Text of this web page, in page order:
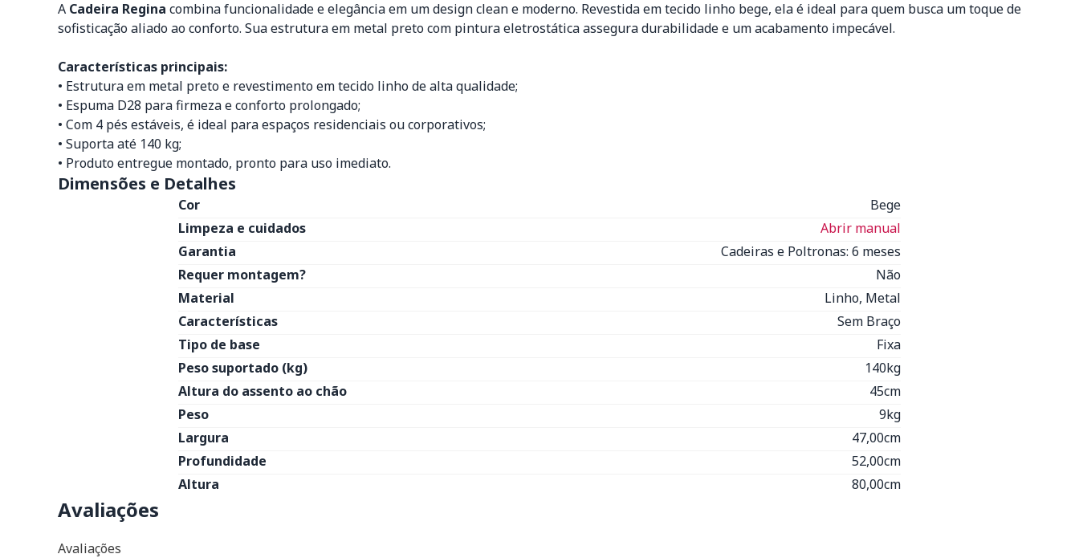
A Cadeira Regina combina funcionalidade e elegância em um design clean e moderno. Revestida em tecido linho bege, ela é ideal para quem busca um toque de
sofisticação aliado ao conforto. Sua estrutura em metal preto com pintura eletrostática assegura durabilidade e um acabamento impecável.
Características principais:
• Estrutura em metal preto e revestimento em tecido linho de alta qualidade;
• Espuma D28 para firmeza e conforto prolongado;
• Com 4 pés estáveis, é ideal para espaços residenciais ou corporativos;
• Suporta até 140 kg;
• Produto entregue montado, pronto para uso imediato.
Dimensões e Detalhes
Cor
Bege
Limpeza e cuidados
Abrir manual
Garantia
Cadeiras e Poltronas: 6 meses
Requer montagem?
Não
Material
Linho, Metal
Características
Sem Braço
Tipo de base
Fixa
Peso suportado (kg)
140kg
Altura do assento ao chão
45cm
Peso
9kg
Largura
47,00cm
Profundidade
52,00cm
Altura
80,00cm
Avaliações
Avaliações